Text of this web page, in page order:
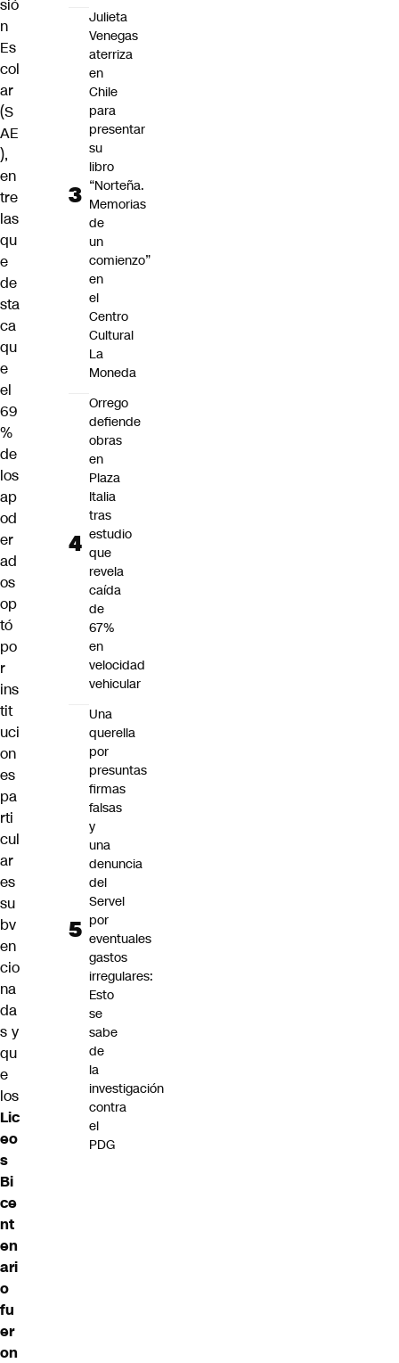
sió
n
Es
col
ar
(S
AE
),
en
tre
las
qu
e
de
sta
ca
qu
e
el
69
%
de
los
ap
od
er
ad
os
op
tó
po
r
ins
tit
uci
on
es
pa
rti
cul
ar
es
su
bv
en
cio
na
da
s y
qu
e
los
Lic
eo
s
Bi
ce
nt
en
ari
o
fu
er
on
Julieta
Venegas
aterriza
en
Chile
para
presentar
su
libro
“Norteña.
Memorias
de
un
comienzo”
en
el
Centro
Cultural
La
Moneda
Orrego
defiende
obras
en
Plaza
Italia
tras
estudio
que
revela
caída
de
67%
en
velocidad
vehicular
Una
querella
por
presuntas
firmas
falsas
y
una
denuncia
del
Servel
por
eventuales
gastos
irregulares:
Esto
se
sabe
de
la
investigación
contra
el
PDG